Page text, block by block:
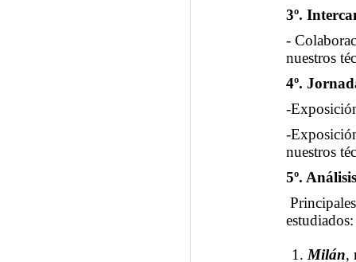
3º.
-
nuestros
4º.
-
-
nuestros
5º.
estudiados:
Milán,